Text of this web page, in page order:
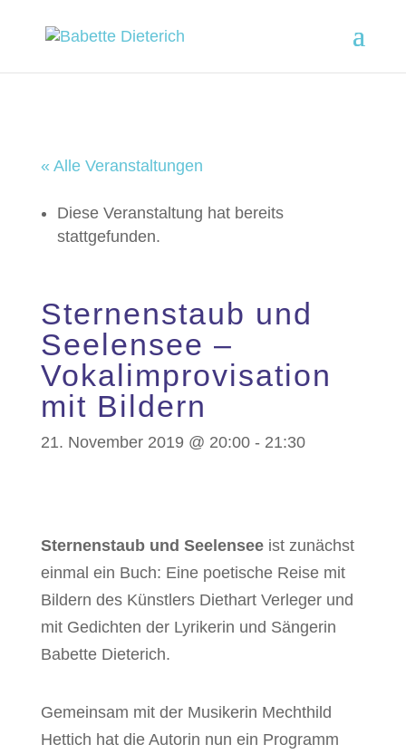
« Alle Veranstaltungen
Diese Veranstaltung hat bereits
stattgefunden.
Sternenstaub und
Seelensee –
Vokalimprovisation
mit Bildern
21. November 2019 @ 20:00- 21:30
Sternenstaub und Seelenseeist zunächst
einmal ein Buch: Eine poetische Reise mit
Bildern des Künstlers Diethart Verleger und
mit Gedichten der Lyrikerin und Sängerin
Babette Dieterich.
Gemeinsam mit der Musikerin Mechthild
Hettich hat die Autorin nun ein Programm